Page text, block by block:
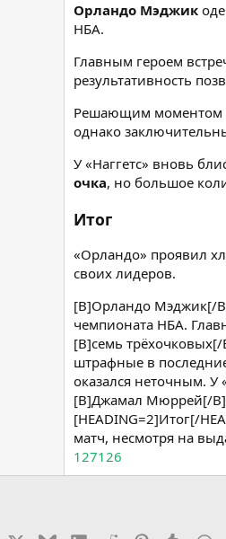
Орландо Мэджик
НБА.
Главным героем
результативность
Решающим моментом
однако
У «Наггетс» вновь
очка, но большое
Итог
«Орландо» проявил
своих лидеров.
[B]Орландо Мэджик[/
чемпионата НБА.
[B]семь
штрафные в
оказался неточным.
[B]Джамал Мюррей[/B]
[HEADING=2]Итог[/
матч, несмотря на
127126